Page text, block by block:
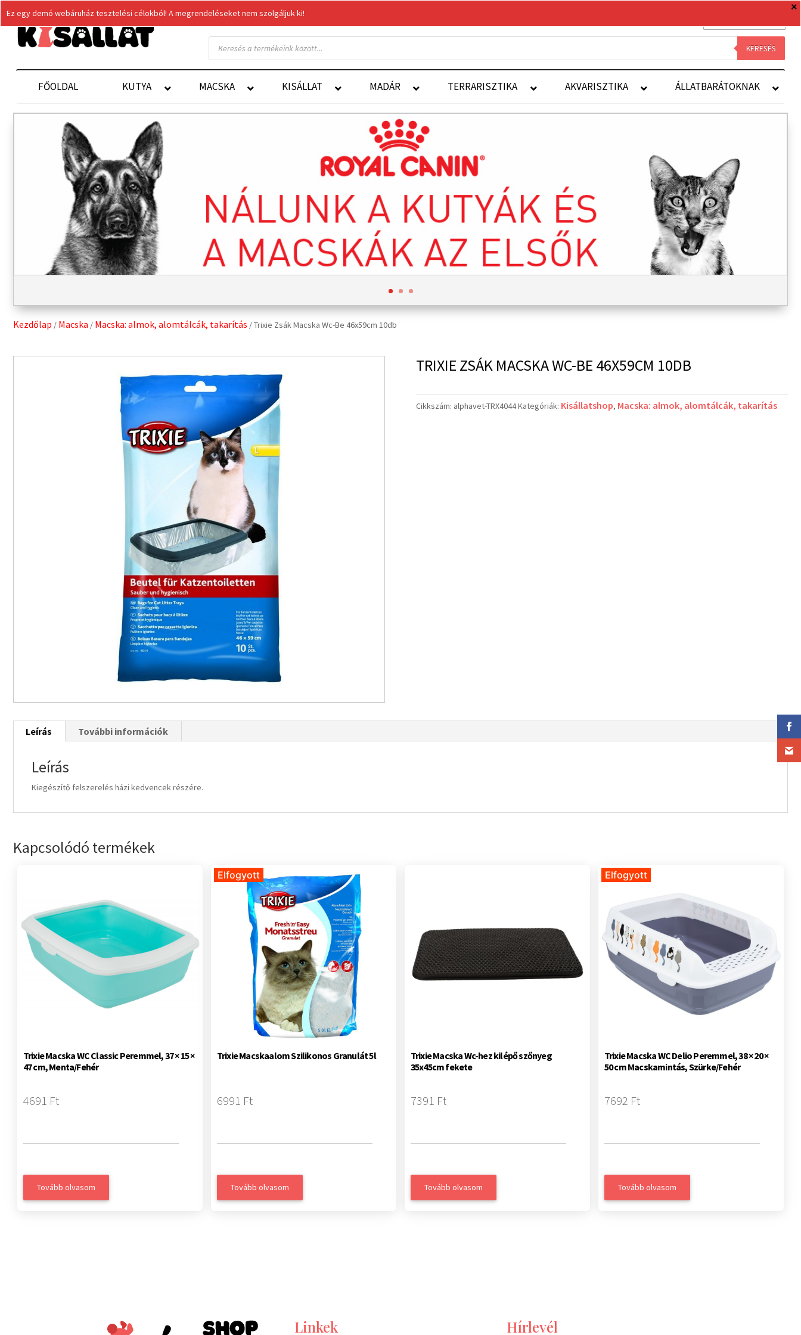
Products
search KERESÉS
FŐOLDAL KUTYA MACSKA KISÁLLAT MADÁR TERRARISZTIKA AKVARISZTIKA ÁLLATBARÁTOKNAK
Kezdőlap / Macska / Macska: almok, alomtálcák, takarítás / Trixie Zsák Macska Wc-Be 46x59cm 10db
TRIXIE ZSÁK MACSKA WC-BE 46X59CM 10DB
Cikkszám: alphavet-TRX4044Kategóriák: Kisállatshop, Macska: almok, alomtálcák, takarítás
Leírás További információk
Leírás
Kiegészítő felszerelés házi kedvencek részére.
Kapcsolódó termékek
Trixie Macska WC Classic Peremmel, 37 × 15 ×
47 cm, Menta/Fehér
4691 Ft
Tovább olvasom
Elfogyott
Trixie Macskaalom Szilikonos Granulát 5l
6991 Ft
Tovább olvasom
Trixie Macska Wc-hez kilépő szőnyeg
35x45cm fekete
7391 Ft
Tovább olvasom
Elfogyott
Trixie Macska WC Delio Peremmel, 38 × 20 ×
50 cm Macskamintás, Szürke/Fehér
7692 Ft
Tovább olvasom
Linkek Hírlevél
Ez egy demó webáruház tesztelési célokból! A megrendeléseket nem szolgáljuk ki!